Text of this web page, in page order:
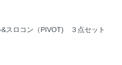
スロコン（PIVOT) ３点セット